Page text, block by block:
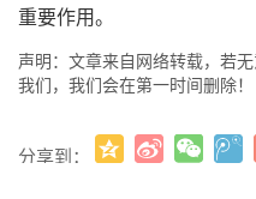
重要作用。
声明：文章来自网络转载，若
我们，我们会在第一时间删除！
分享到：